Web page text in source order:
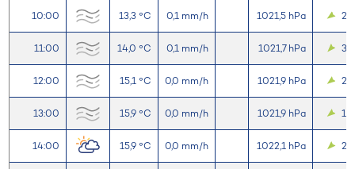
10:00 13,3 °C 0,1 mm/h 1021,5 hPa 2,5
11:00 14,0 °C 0,1 mm/h 1021,7 hPa 3,0
12:00 15,1 °C 0,0 mm/h 1021,9 hPa 2,2
13:00 15,9 °C 0,0 mm/h 1021,9 hPa 1,9
14:00 15,9 °C 0,0 mm/h 1022,1 hPa 2,8